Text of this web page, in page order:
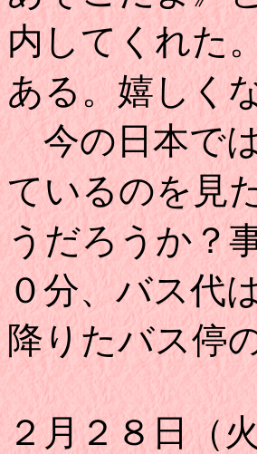
内してくれた
ある。嬉しく
今の日本では
ているのを見
うだろうか？
０分、バス代
降りたバス停
２月２８日（